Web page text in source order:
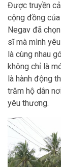
Được truyền
cộng đồng
Negav đã
sĩ mà mình
là cùng nhau
không chỉ là
là hành động
trăm hộ dân
yêu thương.